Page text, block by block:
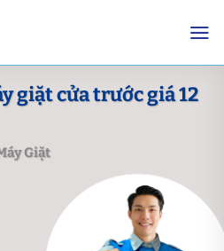
giặt cửa trước giá 12
Giặt